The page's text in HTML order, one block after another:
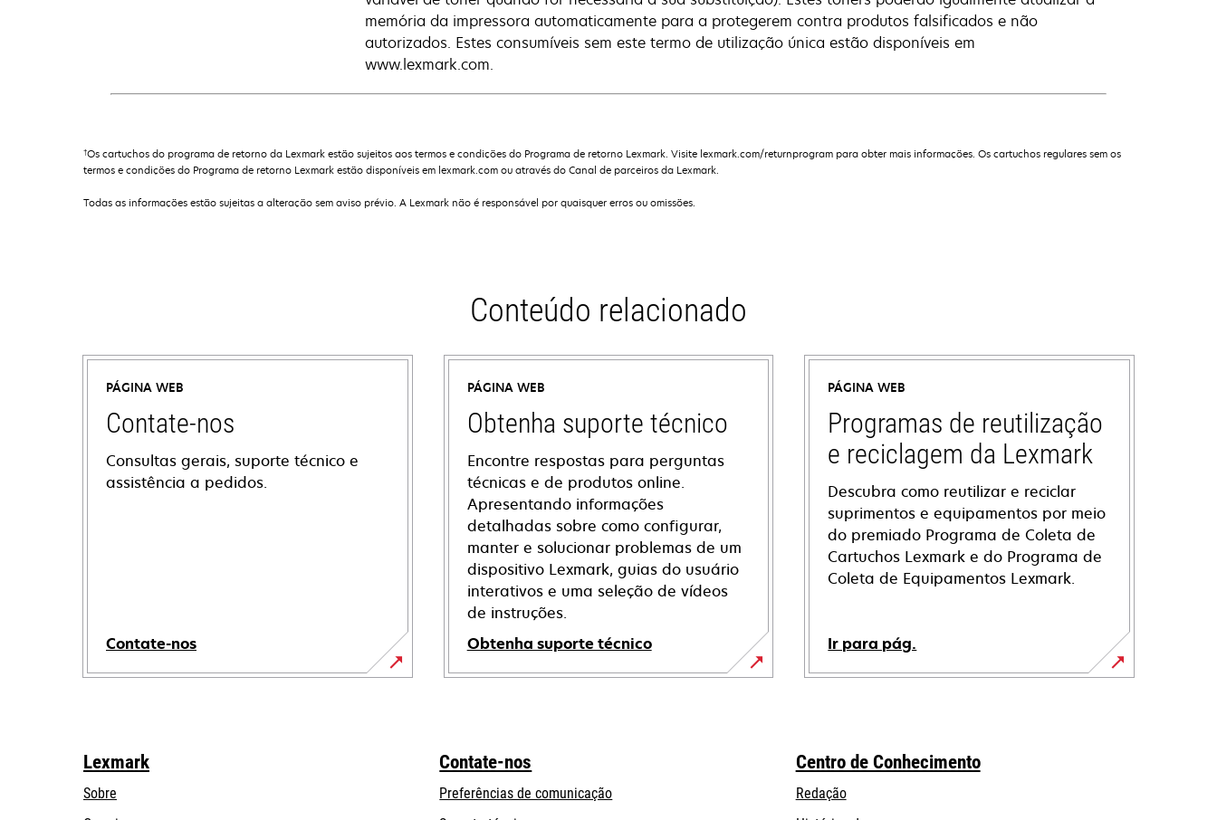
memória da impressora automaticamente para a protegerem contra produtos falsificados e não
autorizados. Estes consumíveis sem este termo de utilização única estão disponíveis em
www.lexmark.com.
†Os cartuchos do programa de retorno da Lexmark estão sujeitos aos termos e condições do Programa de retorno Lexmark. Visite lexmark.com/returnprogram para obter mais informações. Os cartuchos regulares sem os
termos e condições do Programa de retorno Lexmark estão disponíveis em lexmark.com ou através do Canal de parceiros da Lexmark.
Todas as informações estão sujeitas a alteração sem aviso prévio. A Lexmark não é responsável por quaisquer erros ou omissões.
Conteúdo relacionado
PÁGINA WEB
Contate-nos
Consultas gerais, suporte técnico e
assistência a pedidos.
Contate-nos
PÁGINA WEB
Obtenha suporte técnico
Encontre respostas para perguntas
técnicas e de produtos online.
Apresentando informações
detalhadas sobre como configurar,
manter e solucionar problemas de um
dispositivo Lexmark, guias do usuário
interativos e uma seleção de vídeos
de instruções.
Obtenha suporte técnico
opens
tab
PÁGINA WEB
Programas de reutilização
e reciclagem da Lexmark
Descubra como reutilizar e reciclar
suprimentos e equipamentos por meio
do premiado Programa de Coleta de
Cartuchos Lexmark e do Programa de
Coleta de Equipamentos Lexmark.
Ir para pág.
Lexmark
Sobre
Contate-nos
Preferências de comunicação
Centro de Conhecimento
Redação